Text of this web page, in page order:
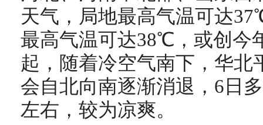
天气，局地最高气温可达
最高气温可达38℃，或创今
起，随着冷空气南下，华北
会自北向南逐渐消退，6日
左右，较为凉爽。